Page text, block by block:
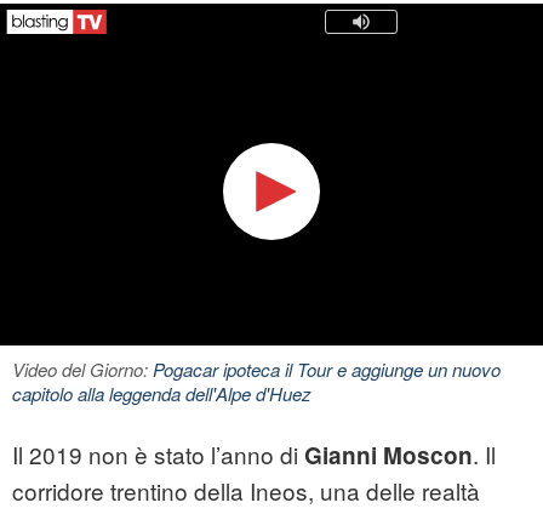
Video del Giorno:Pogacar ipoteca il Tour e aggiunge un nuovo
capitolo alla leggenda dell'Alpe d'Huez
Il 2019 non è stato l’anno di Gianni Moscon. Il
corridore trentino della Ineos, una delle realtà